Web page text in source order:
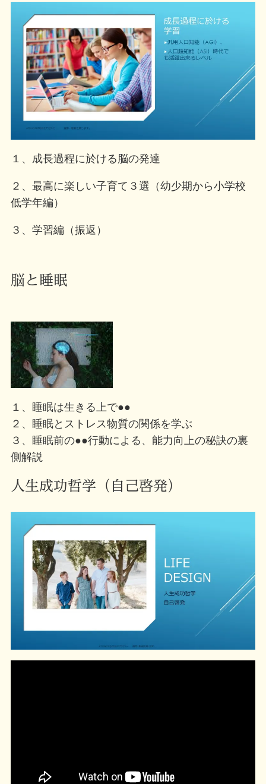
１、成長過程に於ける脳の発達
２、最高に楽しい子育て３選（幼少期から小学校
低学年編）
３、学習編（振返）
脳と睡眠
１、睡眠は生きる上で●●
２、睡眠とストレス物質の関係を学ぶ
３、睡眠前の●●行動による、能力向上の秘訣の裏
側解説
人生成功哲学（自己啓発）